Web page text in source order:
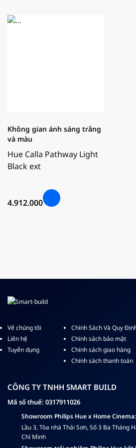
Không gian ánh sáng trắng
và màu
Hue Calla Pathway Light
Black ext
4.912.000
Vế chúng tôi
Liên hệ
Tuyển dụng
Chính Sách Và Quy
Chính sách bảo mật
Chính sách giao hàng
Chính sách thanh toán
CÔNG TY TNHH SMART BUILD
Mã số thuế: 0317911026
Showroom Philips Hue x Home Cinema:
Lầu 3, Tòa nhà Thái Sơn, Số 3 Ba Tháng
Chí Minh